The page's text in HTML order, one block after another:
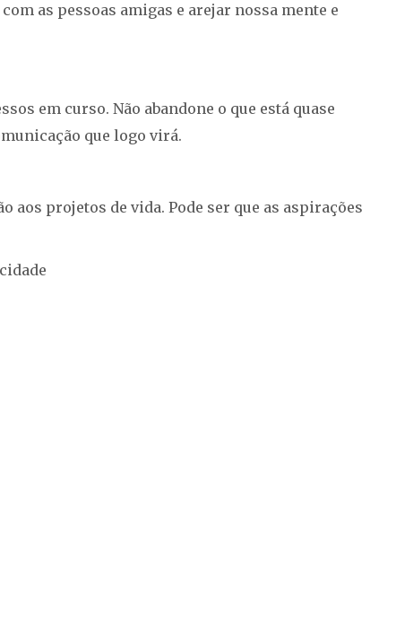
as pessoas amigas e arejar nossa mente e
em curso. Não abandone o que está quase
que logo virá.
aos projetos de vida. Pode ser que as aspirações